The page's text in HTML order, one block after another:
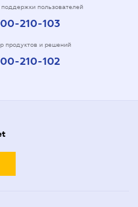
поддержки пользователей
210-103
продуктов и решений
210-102